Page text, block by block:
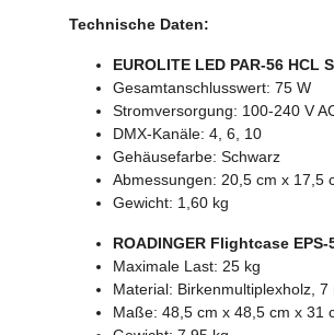
Technische Daten:
EUROLITE LED PAR-56 HCL
Gesamtanschlusswert: 75 W
Stromversorgung: 100-240 V
DMX-Kanäle: 4, 6, 10
Gehäusefarbe: Schwarz
Abmessungen: 20,5 cm x 17,5
Gewicht: 1,60 kg
ROADINGER Flightcase
Maximale Last: 25 kg
Material: Birkenmultiplexholz, 7
Maße: 48,5 cm x 48,5 cm x 31